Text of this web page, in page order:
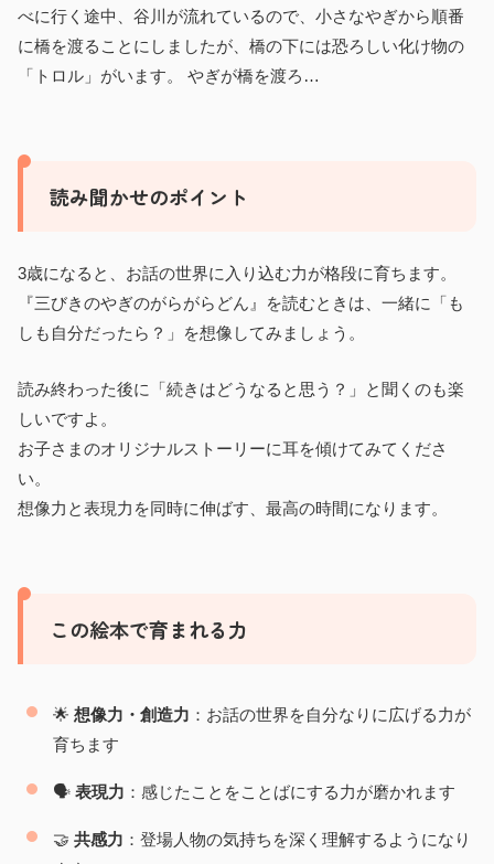
べに行く途中、谷川が流れているので、小さなやぎから順番
に橋を渡ることにしましたが、橋の下には恐ろしい化け物の
「トロル」がいます。 やぎが橋を渡ろ…
読み聞かせのポイント
3歳になると、お話の世界に入り込む力が格段に育ちます。
『三びきのやぎのがらがらどん』を読むときは、一緒に「も
しも自分だったら？」を想像してみましょう。
読み終わった後に「続きはどうなると思う？」と聞くのも楽
しいですよ。
お子さまのオリジナルストーリーに耳を傾けてみてくださ
い。
想像力と表現力を同時に伸ばす、最高の時間になります。
この絵本で育まれる力
🌟 想像力・創造力 ：お話の世界を自分なりに広げる力が
育ちます
🗣️ 表現力 ：感じたことをことばにする力が磨かれます
🤝 共感力 ：登場人物の気持ちを深く理解するようになり